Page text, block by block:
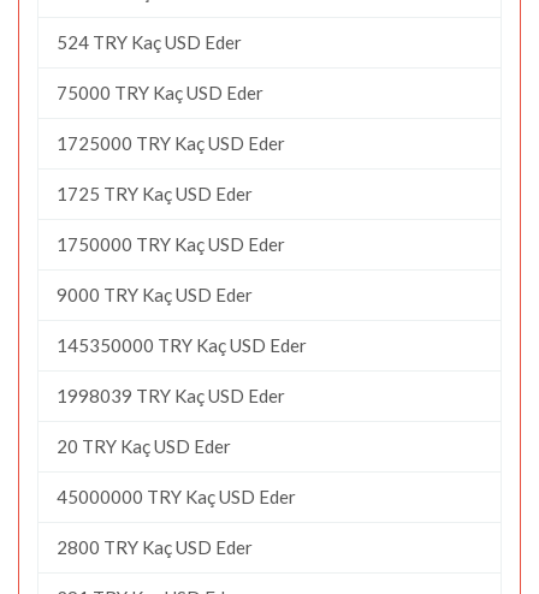
524 TRY Kaç USD Eder
75000 TRY Kaç USD Eder
1725000 TRY Kaç USD Eder
1725 TRY Kaç USD Eder
1750000 TRY Kaç USD Eder
9000 TRY Kaç USD Eder
145350000 TRY Kaç USD Eder
1998039 TRY Kaç USD Eder
20 TRY Kaç USD Eder
45000000 TRY Kaç USD Eder
2800 TRY Kaç USD Eder